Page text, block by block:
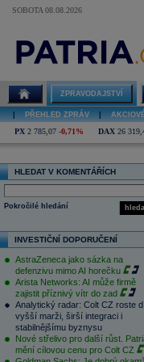
SOBOTA 08.08.2026
ZPRAVODAJSTVÍ
PŘEHLED ZPRÁV
PX 2 785,07 -0,71% DAX 26
HLEDAT V KOMENTÁŘÍCH
Pokročilé hledání
INVESTIČNÍ DOPORUČENÍ
AstraZeneca jako sázka na
defenzivu mimo AI horečku
Arista Networks: AI může firmě
zajistit příznivý vítr do zad
Analytický radar: Colt CZ roste
vyšší marži, širší integraci i
stabilnějšímu byznysu
Nové střelivo pro další růst.
mění cílovou cenu pro Colt CZ